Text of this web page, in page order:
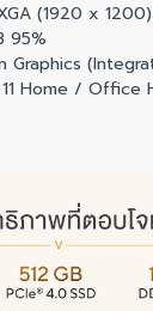
(1920 x
95%
Graphics
11 Home /